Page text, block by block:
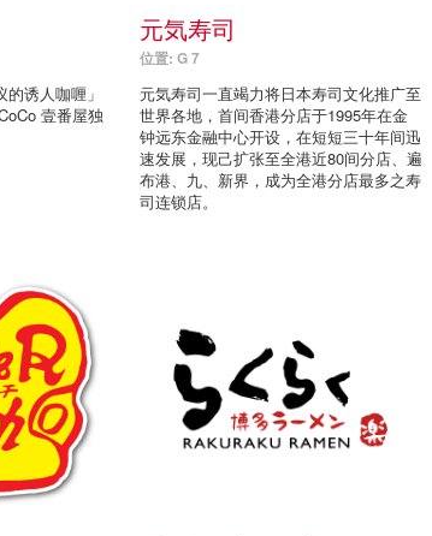
的诱人咖喱」
壹番屋独
元気寿司
位置: G 7
元気寿司一直竭力将日本寿司文化推广至
世界各地，首间香港分店于1995年在金
钟远东金融中心开设，在短短三十年间迅
速发展，现己扩张至全港近80间分店、遍
布港、九、新界，成为全港分店最多之寿
司连锁店。